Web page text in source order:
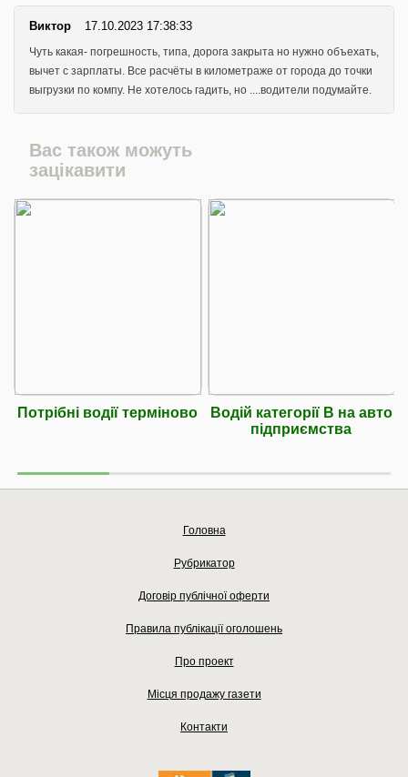
Виктор 17.10.2023 17:38:33
Чуть какая- погрешность, типа, дорога закрыта но нужно объехать,
вычет с зарплаты. Все расчёты в километраже от города до точки
выгрузки по компу. Не хотелось гадить, но ....водители подумайте.
Вас також можуть
зацікавити
Потрібні водії терміново
Водій категорії В на авто
підприємства
Головна
Рубрикатор
Договір публічної оферти
Правила публікації оголошень
Про проект
Місця продажу газети
Контакти